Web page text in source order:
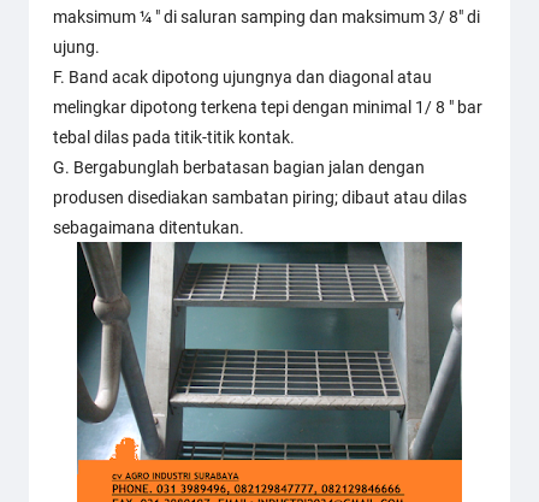
maksimum ¼ " di saluran samping dan maksimum 3/ 8" di
ujung.
F. Band acak dipotong ujungnya dan diagonal atau
melingkar dipotong terkena tepi dengan minimal 1/ 8 " bar
tebal dilas pada titik-titik kontak.
G. Bergabunglah berbatasan bagian jalan dengan
produsen disediakan sambatan piring; dibaut atau dilas
sebagaimana ditentukan.